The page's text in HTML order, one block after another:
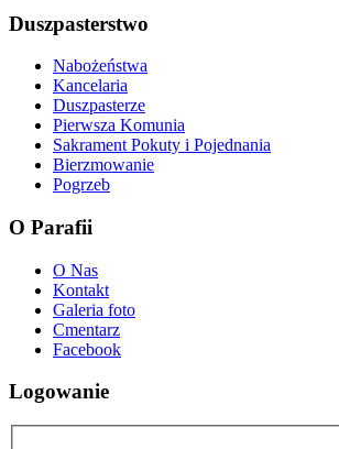
Duszpasterstwo
Nabożeństwa
Kancelaria
Duszpasterze
Pierwsza Komunia
Sakrament Pokuty i Pojednania
Bierzmowanie
Pogrzeb
O Parafii
O Nas
Kontakt
Galeria foto
Cmentarz
Facebook
Logowanie